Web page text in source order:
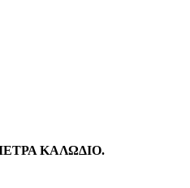
ΚΑΛΩΔΙΟ.